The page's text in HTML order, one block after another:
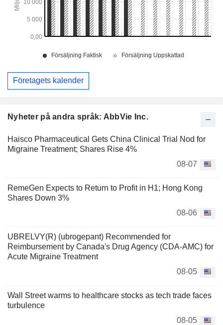
Nyheter på andra språk: AbbVie Inc.
Haisco Pharmaceutical Gets China Clinical Trial Nod for
Migraine Treatment; Shares Rise 4%
08-07
RemeGen Expects to Return to Profit in H1; Hong Kong
Shares Down 3%
08-06
UBRELVY(R) (ubrogepant) Recommended for
Reimbursement by Canada's Drug Agency (CDA-AMC) for
Acute Migraine Treatment
08-05
Wall Street warms to healthcare stocks as tech trade faces
turbulence
08-05
Företagets kalender